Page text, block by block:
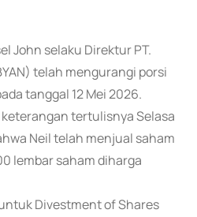
John selaku Direktur PT.
telah mengurangi porsi
tanggal 12 Mei 2026.
keterangan tertulisnya Selasa
Neil telah menjual saham
lembar saham diharga
Divestment of Shares